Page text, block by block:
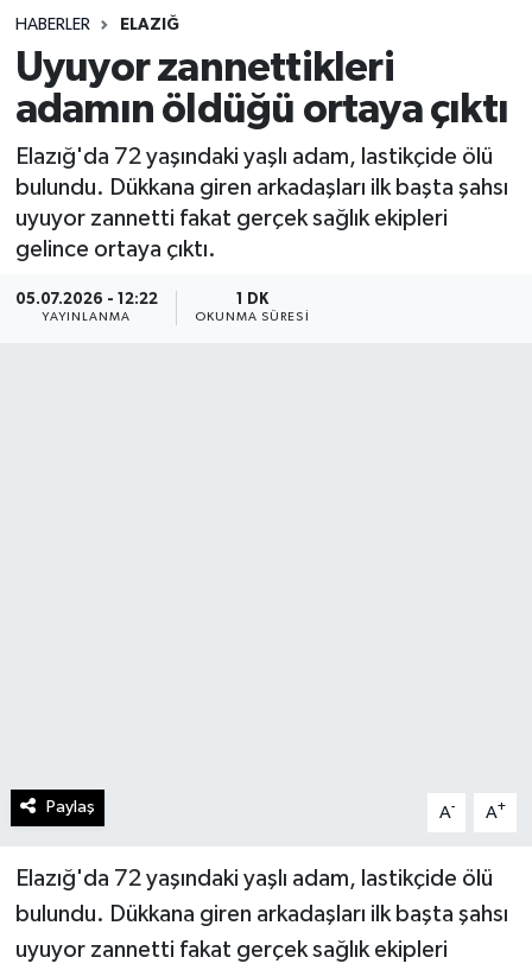
HABERLER ELAZIĞ
Uyuyor zannettikleri
adamın öldüğü ortaya çıktı
Elazığ'da 72 yaşındaki yaşlı adam, lastikçide ölü
bulundu. Dükkana giren arkadaşları ilk başta şahsı
uyuyor zannetti fakat gerçek sağlık ekipleri
gelince ortaya çıktı.
05.07.2026 - 12:22
YAYINLANMA
1 DK
OKUNMA SÜRESI
Paylaş A- A+
Elazığ'da 72 yaşındaki yaşlı adam, lastikçide ölü
bulundu. Dükkana giren arkadaşları ilk başta şahsı
uyuyor zannetti fakat gerçek sağlık ekipleri
Spor
Teknoloji
Yaşam